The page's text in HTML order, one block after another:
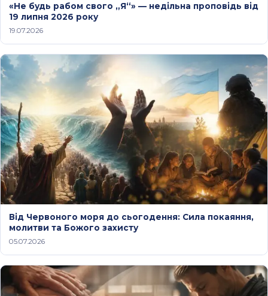
«Не будь рабом свого „Я“» — недільна проповідь від
19 липня 2026 року
19.07.2026
Від Червоного моря до сьогодення: Сила покаяння,
молитви та Божого захисту
05.07.2026